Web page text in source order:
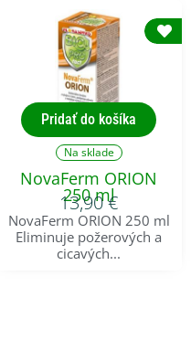
Pridať do košíka
Na sklade
NovaFerm ORION
250 ml
13,90€
NovaFerm ORION 250 ml
Eliminuje požerových a
cicavých...